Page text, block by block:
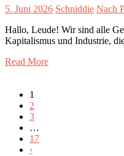
5. Juni 2026 Schniddie Nach
Hallo, Leude! Wir sind alle
Kapitalismus und Industrie,
Read More
1
2
3
…
17
›